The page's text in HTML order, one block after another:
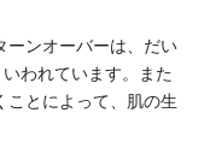
ーンオーバーは、だい
われています。また
ことによって、肌の生